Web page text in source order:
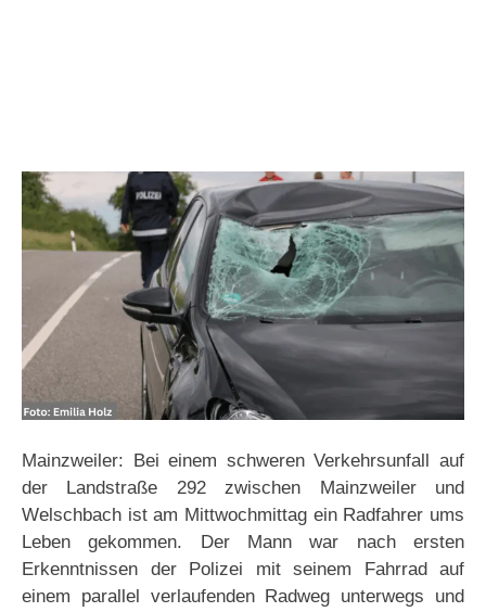
Mainzweiler: Bei einem schweren Verkehrsunfall auf
der Landstraße 292 zwischen Mainzweiler und
Welschbach ist am Mittwochmittag ein Radfahrer ums
Leben gekommen. Der Mann war nach ersten
Erkenntnissen der Polizei mit seinem Fahrrad auf
einem parallel verlaufenden Radweg unterwegs und